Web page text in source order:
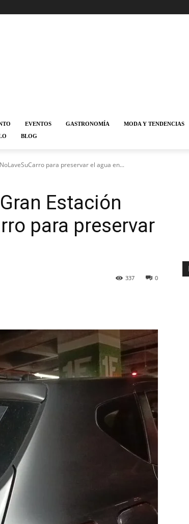
EVENTOS GASTRONOMÍA MODA Y TENDENCIAS
BLOG
para preservar el agua en...
Estación
para preservar
0
337